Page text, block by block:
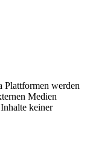
Plattformen werden
Medien
keiner